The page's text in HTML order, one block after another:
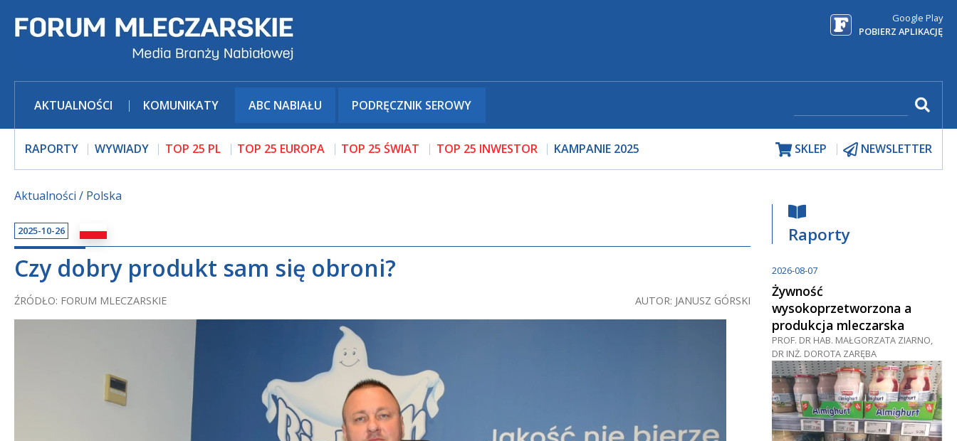
Google Play
POBIERZ APLIKACJĘ
AKTUALNOŚCI KOMUNIKATY ABC NABIAŁU PODRĘCZNIK SEROWY
RAPORTY WYWIADY TOP 25 PL TOP 25 EUROPA TOP 25 ŚWIAT TOP 25 INWESTOR KAMPANIE 2025 SKLEP NEWSLETTER
Aktualności Polska
2025-10-26
Czy dobry produkt sam się obroni?
ŹRÓDŁO: FORUM MLECZARSKIE AUTOR: JANUSZ GÓRSKI
Raporty
2026-08-07
Żywność
wysokoprzetworzona a
produkcja mleczarska
PROF. DR HAB. MAŁGORZATA ZIARNO,
DR INŻ. DOROTA ZARĘBA